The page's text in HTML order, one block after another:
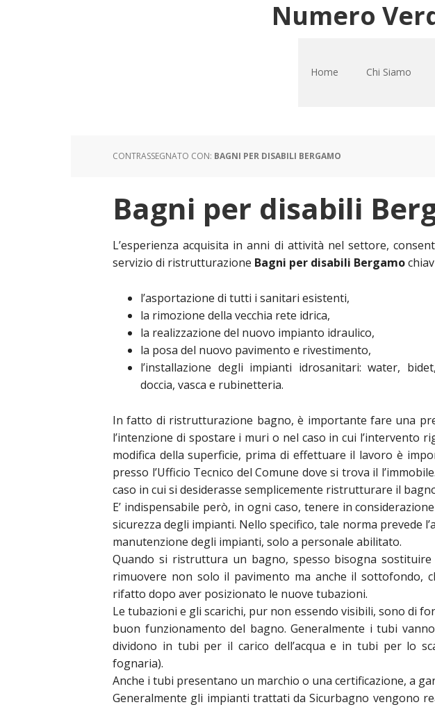
Numero
Home Chi Siamo
CONTRASSEGNATO CON: BAGNI PER DISABILI BERGAMO
Bagni per disabili
L’esperienza acquisita in anni di attività nel settore,
servizio di ristrutturazione Bagni per disabili Bergamo
l’asportazione di tutti i sanitari esistenti,
la rimozione della vecchia rete idrica,
la realizzazione del nuovo impianto idraulico,
la posa del nuovo pavimento e rivestimento,
l’installazione degli impianti idrosanitari: water,
doccia, vasca e rubinetteria.
In fatto di ristrutturazione bagno, è importante fare una
l’intenzione di spostare i muri o nel caso in cui l’intervento
modifica della superficie, prima di effettuare il lavoro è
presso l’Ufficio Tecnico del Comune dove si trova il
caso in cui si desiderasse semplicemente ristrutturare il
E’ indispensabile però, in ogni caso, tenere in
sicurezza degli impianti. Nello specifico, tale norma prevede
manutenzione degli impianti, solo a personale abilitato.
Quando si ristruttura un bagno, spesso bisogna sostituire
rimuovere non solo il pavimento ma anche il sottofondo,
rifatto dopo aver posizionato le nuove tubazioni.
Le tubazioni e gli scarichi, pur non essendo visibili, sono di
buon funzionamento del bagno. Generalmente i tubi
dividono in tubi per il carico dell’acqua e in tubi per lo
fognaria).
Anche i tubi presentano un marchio o una certificazione, a
Generalmente gli impianti trattati da Sicurbagno vengono